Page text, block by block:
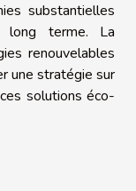
substantielles
long terme. La
renouvelables
une stratégie sur
solutions éco-